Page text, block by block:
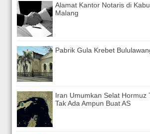
Alamat Kantor Notaris di
Malang
Pabrik Gula Krebet
Iran Umumkan Selat Hormuz
Tak Ada Ampun Buat AS